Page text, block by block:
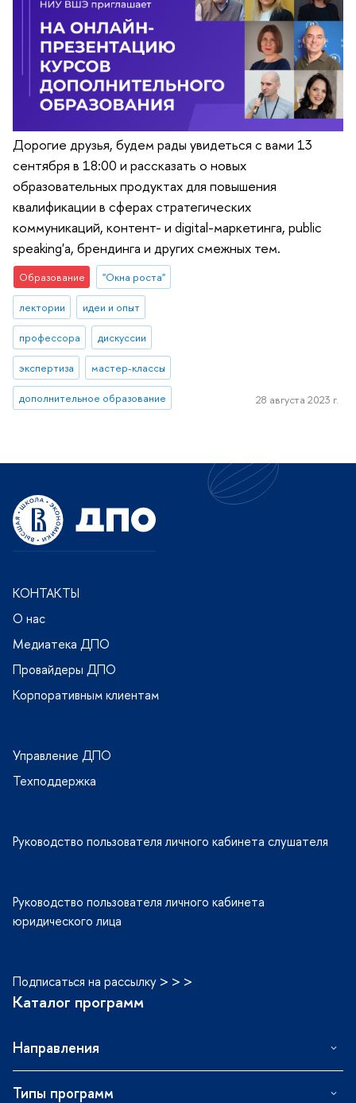
Дорогие друзья, будем рады увидеться с вами 13
сентября в 18:00 и рассказать о новых
образовательных продуктах для повышения
квалификации в сферах стратегических
коммуникаций, контент- и digital-маркетинга, public
speaking'а, брендинга и других смежных тем.
Образование "Окна роста"
лектории идеи и опыт
профессора дискуссии
экспертиза мастер-классы
дополнительное образование 28 августа 2023 г.
КОНТАКТЫ
О нас
Медиатека ДПО
Провайдеры ДПО
Корпоративным клиентам
Управление ДПО
Техподдержка
Руководство пользователя личного кабинета слушателя
Руководство пользователя личного кабинета
юридического лица
Подписаться на рассылку > > >
Каталог программ
Направления
Типы программ